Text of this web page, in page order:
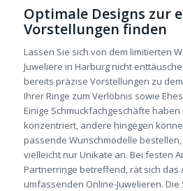
Optimale Designs zur
Vorstellungen finden
Lassen Sie sich von dem limitierten
Juweliere in Harburg nicht
bereits präzise Vorstellungen zu
Ihrer Ringe zum Verlöbnis sowie
Einige Schmuckfachgeschäfte
konzentriert, andere hingegen
passende Wunschmodelle
vielleicht nur Unikate an. Bei festen
Partnerringe betreffend, rät sich das
umfassenden Online-Juwelieren.